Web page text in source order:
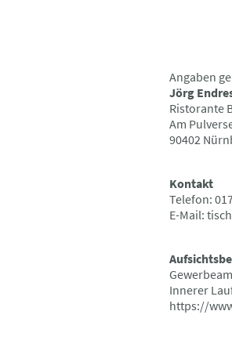
Angaben
Jörg
Ristorante
Am
90402
Kontakt
Telefon:
E-Mail:
Innerer
https://